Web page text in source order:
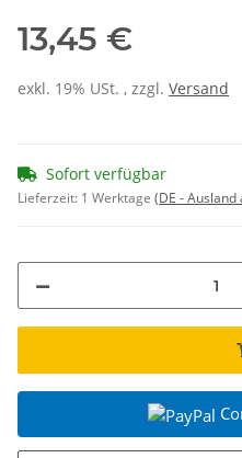
13,45 €
exkl. 19% USt. , zzgl. Versand
Sofort verfügbar
Lieferzeit: 1 Werktage (DE - Ausland